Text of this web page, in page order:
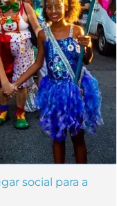
social para a